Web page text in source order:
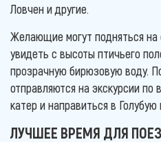
Ловчен и другие.
Желающие могут подняться
увидеть с высоты птичьего
прозрачную бирюзовую воду.
отправляются на экскурсии
катер и направиться в
ЛУЧШЕЕ ВРЕМЯ ДЛЯ